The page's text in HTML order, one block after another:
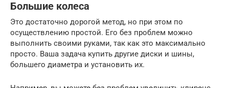
Большие колеса
Это достаточно дорогой метод, но при этом по
осуществлению простой. Его без проблем можно
выполнить своими руками, так как это максимально
просто. Ваша задача купить другие диски и шины,
большего диаметра и установить их.